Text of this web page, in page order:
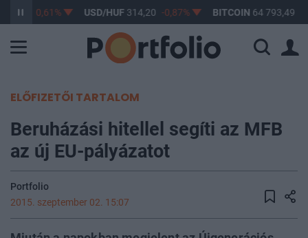
-0,61% USD/HUF314,20 -0,87% BITCOIN 64 793,49
ELŐFIZETŐI TARTALOM
Beruházási hitellel segíti az MFB
az új EU-pályázatot
Portfolio
2015. szeptember 02. 15:07